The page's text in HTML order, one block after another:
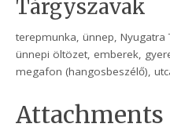
Tárgyszavak
terepmunka, ünnep, Nyugatra
ünnepi öltözet, emberek,
megafon (hangosbeszélő),
Attachments